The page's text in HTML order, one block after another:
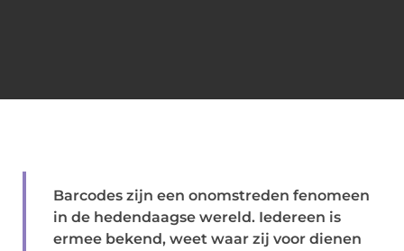
Barcodes zijn een onomstreden fenomeen
in de hedendaagse wereld. Iedereen is
ermee bekend, weet waar zij voor dienen